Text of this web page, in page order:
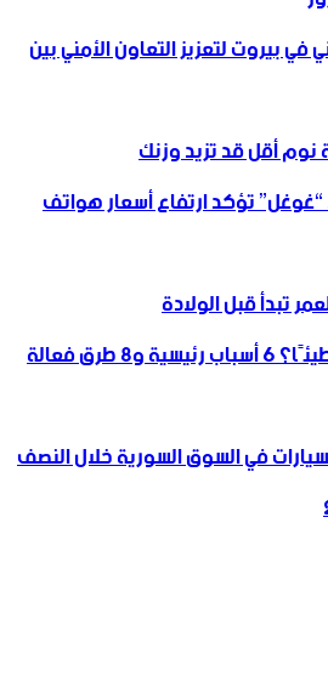
في بيروت لتعزيز التعاون ‏الأمني ‏بين
أقل قد تزيد وزنك
“غوغل” تؤكد ارتفاع أسعار هواتف
تبدأ قبل الولادة
لماذا أصبح هاتفك بطيئًا؟ 6 أسباب رئيسية و8 طرق فعالة
في السوق السورية خلال النصف